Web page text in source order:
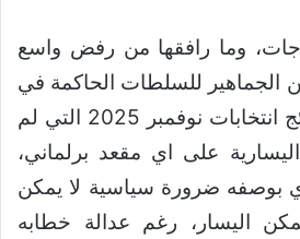
وما رافقها من رفض واسع
الجماهير للسلطات الحاكمة في
بغداد واربيل، ومع نتائج انتخابات نوفمبر 2025 التي لم
على اي مقعد برلماني،
بوصفه ضرورة سياسية لا يمكن
اليسار، رغم عدالة خطابه